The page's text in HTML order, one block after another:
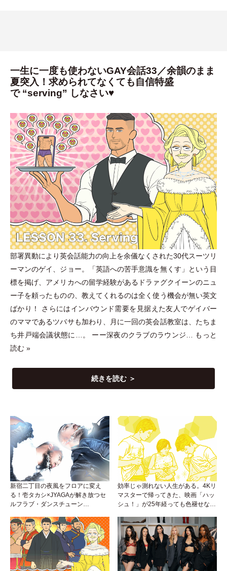
一生に一度も使わないGAY会話33／余韻のまま
夏突入！求められてなくても自信特盛
で “serving” しなさい♥
部署異動により英会話能力の向上を余儀なくされた30代スーツリ
ーマンのゲイ、ジョー。
「英語への苦手意識を無くす 」
という目
標を掲げ、アメリカへの留学経験があるドラァグクイーンのニュ
ー子を頼ったものの、教えてくれるのは全く使う機会が無い英文
ばかり！ さらにはインバウンド需要を見据えた友人でゲイバー
のママであるツバサも加わり、月に一回の英会話教室は、たちま
ち井戸端会議状態に…。 ーー深夜のクラブのラウンジ… もっと
読む »
続きを読む ＞
新宿二丁目の夜風をフロアに変え
る！壱タカシ×JYAGAが解き放つセ
ルフラブ・ダンスチューン
効率じゃ測れない人生がある。4Kリ
マスターで帰ってきた、映画「ハッ
シュ！」が25年経っても色褪せない